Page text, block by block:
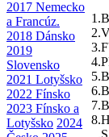
2017 Nemecko
a Francúz.
2018 Dánsko
2019
Slovensko
2021 Lotyšsko
2022 Fínsko
2023 Fínsko a
Lotyšsko 2024
1.
2.
3.
4.
5.
6.
7.
8.
.